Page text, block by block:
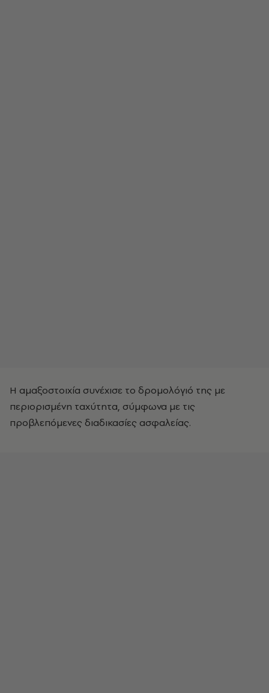
Η αμαξοστοιχία συνέχισε το δρομολόγιό της με
περιορισμένη ταχύτητα, σύμφωνα με τις
προβλεπόμενες διαδικασίες ασφαλείας.